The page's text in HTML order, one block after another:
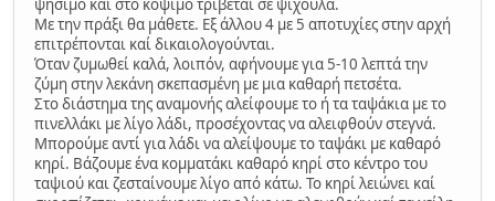
ψήσιμο και στο κόψιμο τρίβεται σε ψίχουλα.
Με την πράξι θα μάθετε. Εξ άλλου 4 με 5 αποτυχίες στην αρχή
επιτρέπονται καί δικαιολογούνται.
Όταν ζυμωθεί καλά, λοιπόν, αφήνουμε για 5-10 λεπτά την
ζύμη στην λεκάνη σκεπασμένη με μια καθαρή πετσέτα.
Στο διάστημα της αναμονής αλείφουμε το ή τα ταψάκια με το
πινελλάκι με λίγο λάδι, προσέχοντας να αλειφθούν στεγνά.
Μπορούμε αντί για λάδι να αλείψουμε το ταψάκι με καθαρό
κηρί. Βάζουμε ένα κομματάκι καθαρό κηρί στο κέντρο του
ταψιού και ζεσταίνουμε λίγο από κάτω. Το κηρί λειώνει καί